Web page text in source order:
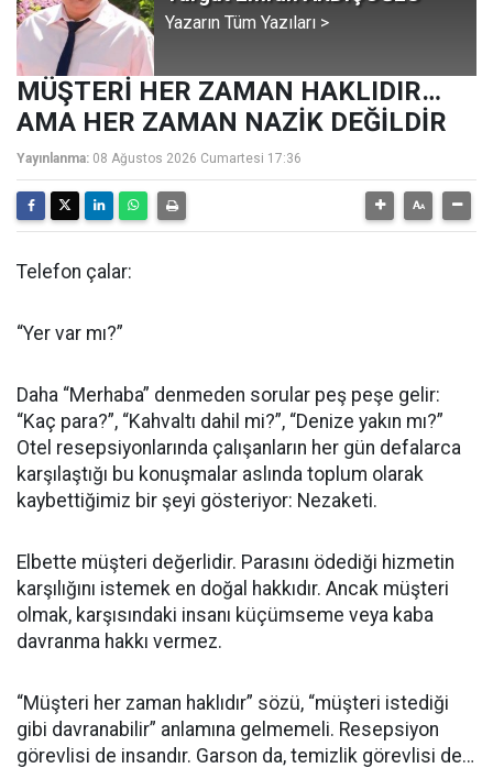
Yazarın Tüm Yazıları >
MÜŞTERİ HER ZAMAN HAKLIDIR…
AMA HER ZAMAN NAZİK DEĞİLDİR
Yayınlanma: 08 Ağustos 2026 Cumartesi 17:36
Telefon çalar:
“Yer var mı?”
Daha “Merhaba” denmeden sorular peş peşe gelir:
“Kaç para?”, “Kahvaltı dahil mi?”, “Denize yakın mı?”
Otel resepsiyonlarında çalışanların her gün defalarca
karşılaştığı bu konuşmalar aslında toplum olarak
kaybettiğimiz bir şeyi gösteriyor: Nezaketi.
Elbette müşteri değerlidir. Parasını ödediği hizmetin
karşılığını istemek en doğal hakkıdır. Ancak müşteri
olmak, karşısındaki insanı küçümseme veya kaba
davranma hakkı vermez.
“Müşteri her zaman haklıdır” sözü, “müşteri istediği
gibi davranabilir” anlamına gelmemeli. Resepsiyon
görevlisi de insandır. Garson da, temizlik görevlisi de…